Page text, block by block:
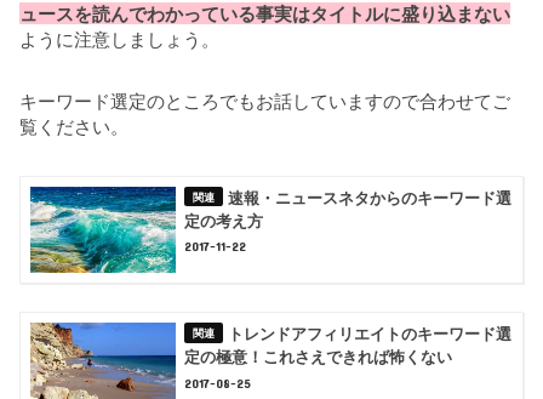
ュースを読んでわかっている事実はタイトルに盛り込まない
ように注意しましょう。
キーワード選定のところでもお話していますので合わせてご
覧ください。
速報・ニュースネタからのキーワード選
定の考え方
2017-11-22
トレンドアフィリエイトのキーワード選
定の極意！これさえできれば怖くない
2017-08-25